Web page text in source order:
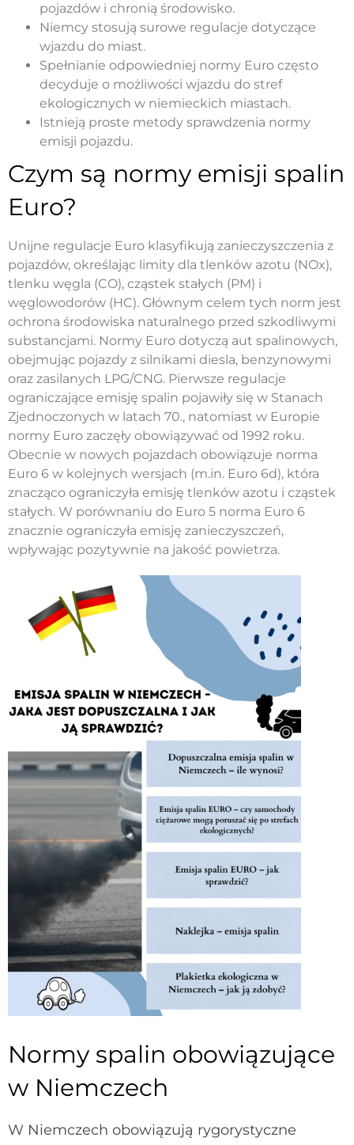
pojazdów i chronią środowisko.
Niemcy stosują surowe regulacje dotyczące
wjazdu do miast.
Spełnianie odpowiedniej normy Euro często
decyduje o możliwości wjazdu do stref
ekologicznych w niemieckich miastach.
Istnieją proste metody sprawdzenia normy
emisji pojazdu.
Czym są normy emisji spalin
Euro?
Unijne regulacje Euro klasyfikują zanieczyszczenia z
pojazdów, określając limity dla tlenków azotu (NOx),
tlenku węgla (CO), cząstek stałych (PM) i
węglowodorów (HC). Głównym celem tych norm jest
ochrona środowiska naturalnego przed szkodliwymi
substancjami. Normy Euro dotyczą aut spalinowych,
obejmując pojazdy z silnikami diesla, benzynowymi
oraz zasilanych LPG/CNG. Pierwsze regulacje
ograniczające emisję spalin pojawiły się w Stanach
Zjednoczonych w latach 70., natomiast w Europie
normy Euro zaczęły obowiązywać od 1992 roku.
Obecnie w nowych pojazdach obowiązuje norma
Euro 6 w kolejnych wersjach (m.in. Euro 6d), która
znacząco ograniczyła emisję tlenków azotu i cząstek
stałych. W porównaniu do Euro 5 norma Euro 6
znacznie ograniczyła emisję zanieczyszczeń,
wpływając pozytywnie na jakość powietrza.
Normy spalin obowiązujące
w Niemczech
W Niemczech obowiązują rygorystyczne